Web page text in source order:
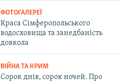
ФОТОГАЛЕРЕЇ
Краса Сімферопольського
водосховища та занедбаність
довкола
ВІЙНА ТА КРИМ
Сорок днів, сорок ночей. Про